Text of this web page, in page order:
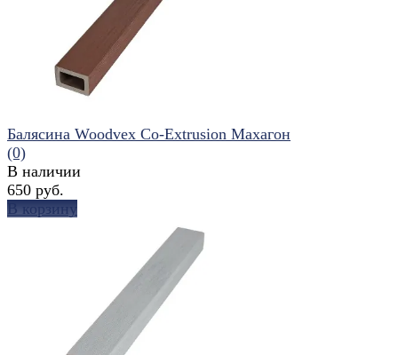
сравнить
сравнить
Балясина Woodvex Co-Extrusion Махагон
(0)
В наличии
650 руб.
В корзину